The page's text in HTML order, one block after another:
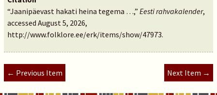
“Jaanipäevast hakati heina tegema …,” Eesti rahvakalender,
accessed August 5, 2026,
http://www.folklore.ee/erk/items/show/47973.
← Previous Item Next Item →